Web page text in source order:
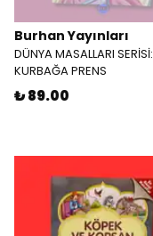
Burhan Yayınları
DÜNYA MASALLARI SERİSİ:
KURBAĞA PRENS
₺ 89.00